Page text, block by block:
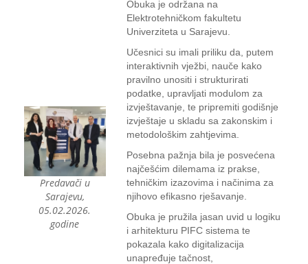
Predavači u
Sarajevu,
05.02.2026.
godine
Obuka je održana na
Elektrotehničkom fakultetu
Univerziteta u Sarajevu.
Učesnici su imali priliku da, putem
interaktivnih vježbi, nauče kako
pravilno unositi i strukturirati
podatke, upravljati modulom za
izvještavanje, te pripremiti godišnje
izvještaje u skladu sa zakonskim i
metodološkim zahtjevima.
Posebna pažnja bila je posvećena
najčešćim dilemama iz prakse,
tehničkim izazovima i načinima za
njihovo efikasno rješavanje.
Obuka je pružila jasan uvid u logiku
i arhitekturu PIFC sistema te
pokazala kako digitalizacija
unapređuje tačnost,